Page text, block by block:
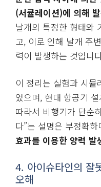
(서큘레이션)에 의해
날개의 특정한 형태와
고, 이로 인해 날개 주
력이 발생하는 것입니
이 정리는 실험과 시뮬
었으며, 현대 항공기
따라서 비행기가 단순
다”는 설명은 부정확
효과를 이용한 양력 발
4. 아이슈타인의 잘
오해